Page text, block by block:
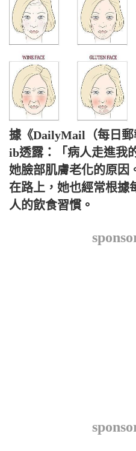
據《DailyMail（每日郵
ib透露：「病人走進我
她臉部肌膚老化的原因
在路上，她也經常根據
人的飲食習慣。